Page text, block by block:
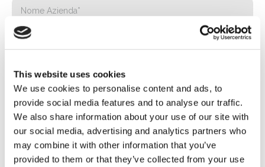
This website uses cookies
We use cookies to personalise content and ads, to
provide social media features and to analyse our traffic.
We also share information about your use of our site with
our social media, advertising and analytics partners who
may combine it with other information that you’ve
provided to them or that they’ve collected from your use